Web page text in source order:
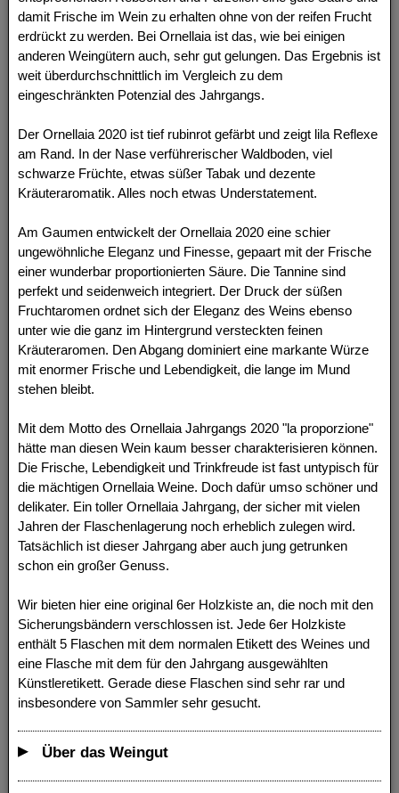
damit Frische im Wein zu erhalten ohne von der reifen Frucht
erdrückt zu werden. Bei Ornellaia ist das, wie bei einigen
anderen Weingütern auch, sehr gut gelungen. Das Ergebnis ist
weit überdurchschnittlich im Vergleich zu dem
eingeschränkten Potenzial des Jahrgangs.
Der Ornellaia 2020 ist tief rubinrot gefärbt und zeigt lila Reflexe
am Rand. In der Nase verführerischer Waldboden, viel
schwarze Früchte, etwas süßer Tabak und dezente
Kräuteraromatik. Alles noch etwas Understatement.
Am Gaumen entwickelt der Ornellaia 2020 eine schier
ungewöhnliche Eleganz und Finesse, gepaart mit der Frische
einer wunderbar proportionierten Säure. Die Tannine sind
perfekt und seidenweich integriert. Der Druck der süßen
Fruchtaromen ordnet sich der Eleganz des Weins ebenso
unter wie die ganz im Hintergrund versteckten feinen
Kräuteraromen. Den Abgang dominiert eine markante Würze
mit enormer Frische und Lebendigkeit, die lange im Mund
stehen bleibt.
Mit dem Motto des Ornellaia Jahrgangs 2020 "la proporzione"
hätte man diesen Wein kaum besser charakterisieren können.
Die Frische, Lebendigkeit und Trinkfreude ist fast untypisch für
die mächtigen Ornellaia Weine. Doch dafür umso schöner und
delikater. Ein toller Ornellaia Jahrgang, der sicher mit vielen
Jahren der Flaschenlagerung noch erheblich zulegen wird.
Tatsächlich ist dieser Jahrgang aber auch jung getrunken
schon ein großer Genuss.
Wir bieten hier eine original 6er Holzkiste an, die noch mit den
Sicherungsbändern verschlossen ist. Jede 6er Holzkiste
enthält 5 Flaschen mit dem normalen Etikett des Weines und
eine Flasche mit dem für den Jahrgang ausgewählten
Künstleretikett. Gerade diese Flaschen sind sehr rar und
insbesondere von Sammler sehr gesucht.
Über das Weingut